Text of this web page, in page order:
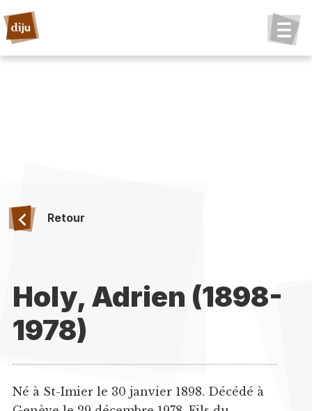
Retour
Holy, Adrien (1898-
1978)
Né à St-Imier le 30 janvier 1898. Décédé à